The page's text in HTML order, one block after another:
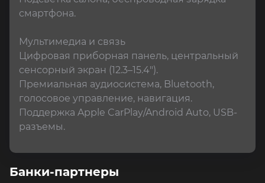
смартфона.​
Мультимедиа и связь
Цифровая приборная панель, центральный
сенсорный экран (12.3–15.4").
Премиальная аудиосистема, Bluetooth,
голосовое управление, навигация.
Поддержка Apple CarPlay/Android Auto, USB-
разъемы.
Банки-партнеры